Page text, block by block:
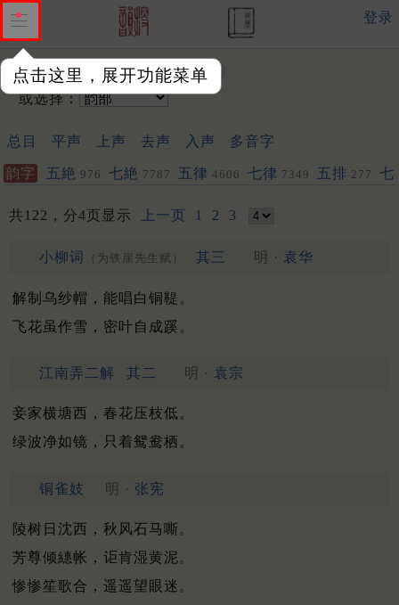
点击这里，展开功能菜单
登录
输入韵字：
或选择：
总目 平声 上声 去声 入声 多音字
韵字 五絶 976 七絶 7787 五律 4606 七律 7349 五排 277 七
共122，分4页显示 上一页 1 2 3
小柳词 （为铁崖先生赋） 其三 明 · 袁华
解制乌纱帽，能唱白铜鞮。
飞花虽作雪，密叶自成蹊。
江南弄二解 其二 明 · 袁宗
妾家横塘西，春花压枝低。
绿波净如镜，只着鸳鸯栖。
铜雀妓 明 · 张宪
陵树日沈西，秋风石马嘶。
芳尊倾繐帐，讵肯湿黄泥。
惨惨笙歌合，遥遥望眼迷。